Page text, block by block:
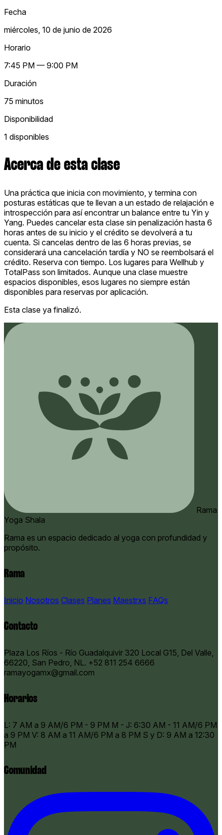
Fecha
miércoles, 10 de junio de 2026
Horario
7:45 PM — 9:00 PM
Duración
75 minutos
Disponibilidad
1 disponibles
Acerca de esta clase
Una práctica que inicia con movimiento, y termina con
posturas estáticas que te llevan a un estado de relajación e
introspección para así encontrar un balance entre tu Yin y
Yang. Puedes cancelar esta clase sin penalización hasta 6
horas antes de su inicio y el crédito se devolverá a tu
cuenta. Si cancelas dentro de las 6 horas previas, se
considerará una cancelación tardía y NO se reembolsará el
crédito. Reserva con tiempo. Los lugares para Wellhub y
TotalPass son limitados. Aunque una clase muestre
espacios disponibles, esos lugares no siempre están
disponibles para reservas por aplicación.
Esta clase ya finalizó.
Rama
Yoga Shala
Rama es un espacio dedicado al yoga con profundidad y
propósito.
Rama
Inicio Nosotros Clases Planes Maestrxs FAQs
Contacto
Plaza Los Ríos - Río Guadalquivir 320 Local G15, Del Valle,
66220, San Pedro, NL. +52 811 254 6666
ramayogamx@gmail.com
Horarios
​L: 7 AM a 9 AM/6 PM - 9 PM M - J: 6:30 AM - 11 AM/6 PM
a 9 PM V: 8 AM a 11 AM/6 PM a 8 PM S y D: 9 AM a 12:30
PM
Comunidad